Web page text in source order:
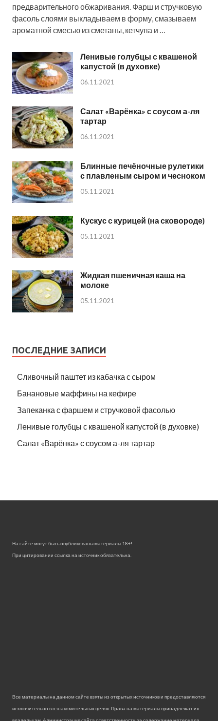
предварительного обжаривания. Фарш и стручковую
фасоль слоями выкладываем в форму, смазываем
ароматной смесью из сметаны, кетчупа и …
Ленивые голубцы с квашеной
капустой (в духовке)
06.11.2021
Салат «Варёнка» с соусом а-ля
тартар
06.11.2021
Блинные печёночные рулетики
с плавленым сыром и чесноком
05.11.2021
Кускус с курицей (на сковороде)
05.11.2021
Жидкая пшеничная каша на
молоке
05.11.2021
ПОСЛЕДНИЕ ЗАПИСИ
Сливочный паштет из кабачка с сыром
Банановые маффины на кефире
Запеканка с фаршем и стручковой фасолью
Ленивые голубцы с квашеной капустой (в духовке)
Салат «Варёнка» с соусом а-ля тартар
На сайте могут быть опубликованы материалы 18+!
При цитировании ссылка на источник обязательна.
Все материалы на данном сайте взяты из открытых источников и предоставляются
исключительно в ознакомительных целях. Права на материалы принадлежат их